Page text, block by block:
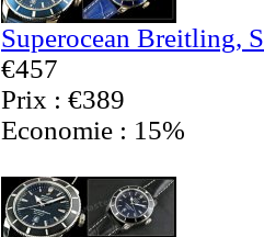
Superocean Breitling,
€457
Prix : €389
Economie : 15%